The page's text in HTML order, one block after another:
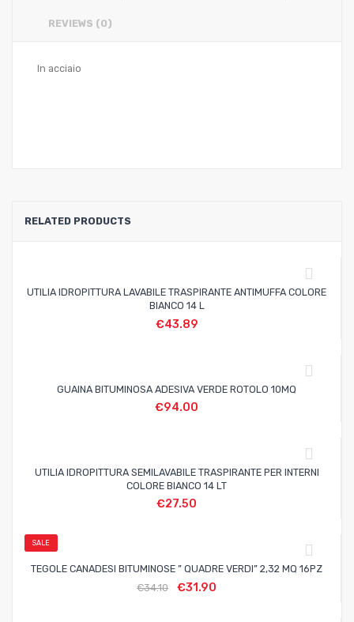
REVIEWS (0)
In acciaio
RELATED PRODUCTS
UTILIA IDROPITTURA LAVABILE TRASPIRANTE ANTIMUFFA COLORE
BIANCO 14 L
€43.89
GUAINA BITUMINOSA ADESIVA VERDE ROTOLO 10MQ
€94.00
UTILIA IDROPITTURA SEMILAVABILE TRASPIRANTE PER INTERNI
COLORE BIANCO 14 LT
€27.50
SALE
TEGOLE CANADESI BITUMINOSE ” QUADRE VERDI” 2,32 MQ 16PZ
€34.10 €31.90